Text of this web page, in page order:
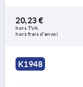
20,23 €
hors TVA
hors frais d’envoi
K1948